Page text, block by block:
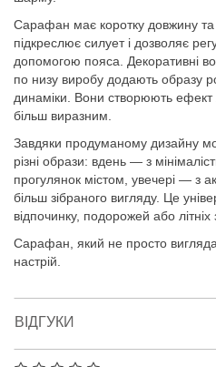
Сарафан має коротку довжину та
підкреслює силует і дозволяє
допомогою пояса. Декоративні
по низу виробу додають образу
динаміки. Вони створюють ефект
більш виразним.
Завдяки продуманому дизайну
різні образи: вдень — з
прогулянок містом, увечері — з
більш зібраного вигляду. Це
відпочинку, подорожей або літніх
Сарафан, який не просто
настрій.
ВІДГУКИ